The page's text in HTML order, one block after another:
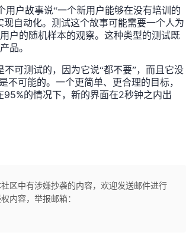
户故事说“一个新用户能够在没有培训的
自动化。测试这个故事可能需要一个人为
户的随机样本的观察。这种类型的测试既
品。
可测试的，因为它说“都不要”，而且它没
不可能的。一个更简单、更合理的目标，
95%的情况下，新的界面在2秒钟之内出
区中有涉嫌抄袭的内容，欢迎发送邮件进行
内容，举报邮箱：